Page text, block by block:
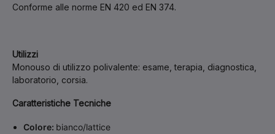
Conforme alle norme EN 420 ed EN 374.
Utilizzi
Monouso di utilizzo polivalente: esame, terapia, diagnostica,
laboratorio, corsia.
Caratteristiche Tecniche
Colore: bianco/lattice